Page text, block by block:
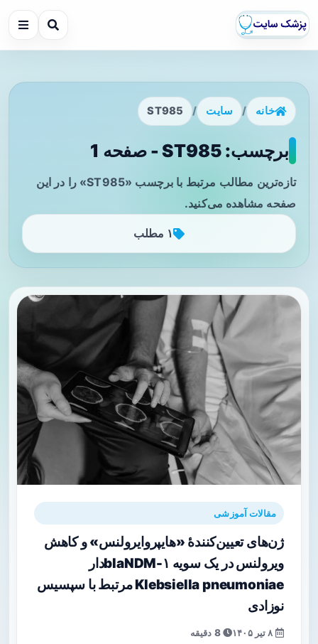
خانه / سایت /
ST985
برچسب: ST985 - صفحه 1
تازه‌ترین مطالب مرتبط با برچسب «ST985» را در این
صفحه مشاهده می‌کنید.
۱ مطلب
مقالات آموزشی
ژن‌های تعیین‌کنندهٔ «هایپروایرولنس» و کاهش
ویرولنس در یک سویه blaNDM-۱‌دار
Klebsiella pneumoniae مرتبط با سپسیس
نوزادی
8 دقیقه